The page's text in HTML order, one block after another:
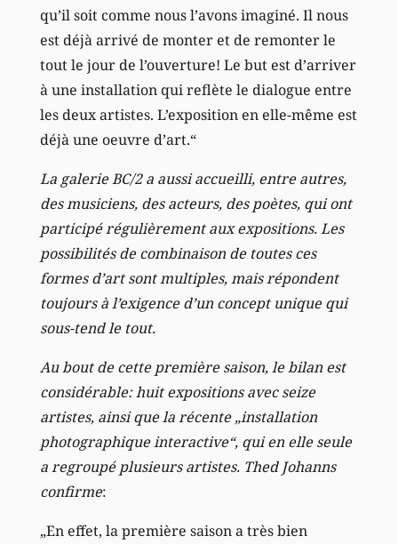
qu’il soit comme nous l’avons imaginé. Il nous
est déjà arrivé de monter et de remonter le
tout le jour de l’ouverture! Le but est d’arriver
à une installation qui reflète le dialogue entre
les deux artistes. L’exposition en elle-même est
déjà une oeuvre d’art.“
La galerie BC/2 a aussi accueilli, entre autres,
des musiciens, des acteurs, des poètes, qui ont
participé régulièrement aux expositions. Les
possibilités de combinaison de toutes ces
formes d’art sont multiples, mais répondent
toujours à l’exigence d’un concept unique qui
sous-tend le tout.
Au bout de cette première saison, le bilan est
considérable: huit expositions avec seize
artistes, ainsi que la récente „installation
photographique interactive“, qui en elle seule
a regroupé plusieurs artistes. Thed Johanns
confirme:
„En effet, la première saison a très bien